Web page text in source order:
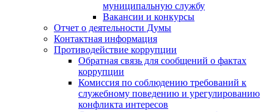
муниципальную службу
Вакансии и конкурсы
Отчет о деятельности Думы
Контактная информация
Противодействие коррупции
Обратная связь для сообщений о фактах
коррупции
Комиссия по соблюдению требований к
служебному поведению и урегулированию
конфликта интересов